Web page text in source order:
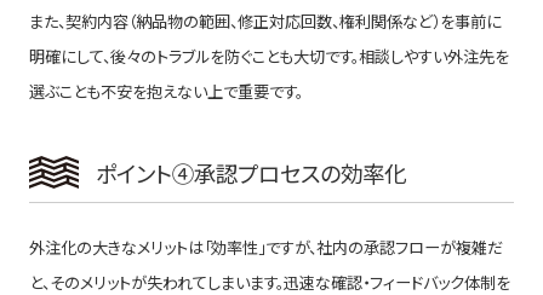
また、契約内容（納品物の範囲、修正対応回数、権利関係など）を事前に
明確にして、後々のトラブルを防ぐことも大切です。相談しやすい外注先を
選ぶことも不安を抱えない上で重要です。
ポイント④承認プロセスの効率化
外注化の大きなメリットは「効率性」ですが、社内の承認フローが複雑だ
と、そのメリットが失われてしまいます。迅速な確認・フィードバック体制を